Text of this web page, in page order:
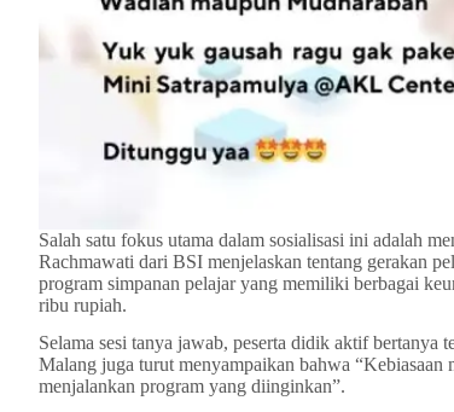
Salah satu fokus utama dalam sosialisasi ini adalah
Rachmawati dari BSI menjelaskan tentang gerakan
program simpanan pelajar yang memiliki berbagai
ribu rupiah.
Selama sesi tanya jawab, peserta didik aktif
Malang juga turut menyampaikan bahwa “Kebiasaan
menjalankan program yang diinginkan”.